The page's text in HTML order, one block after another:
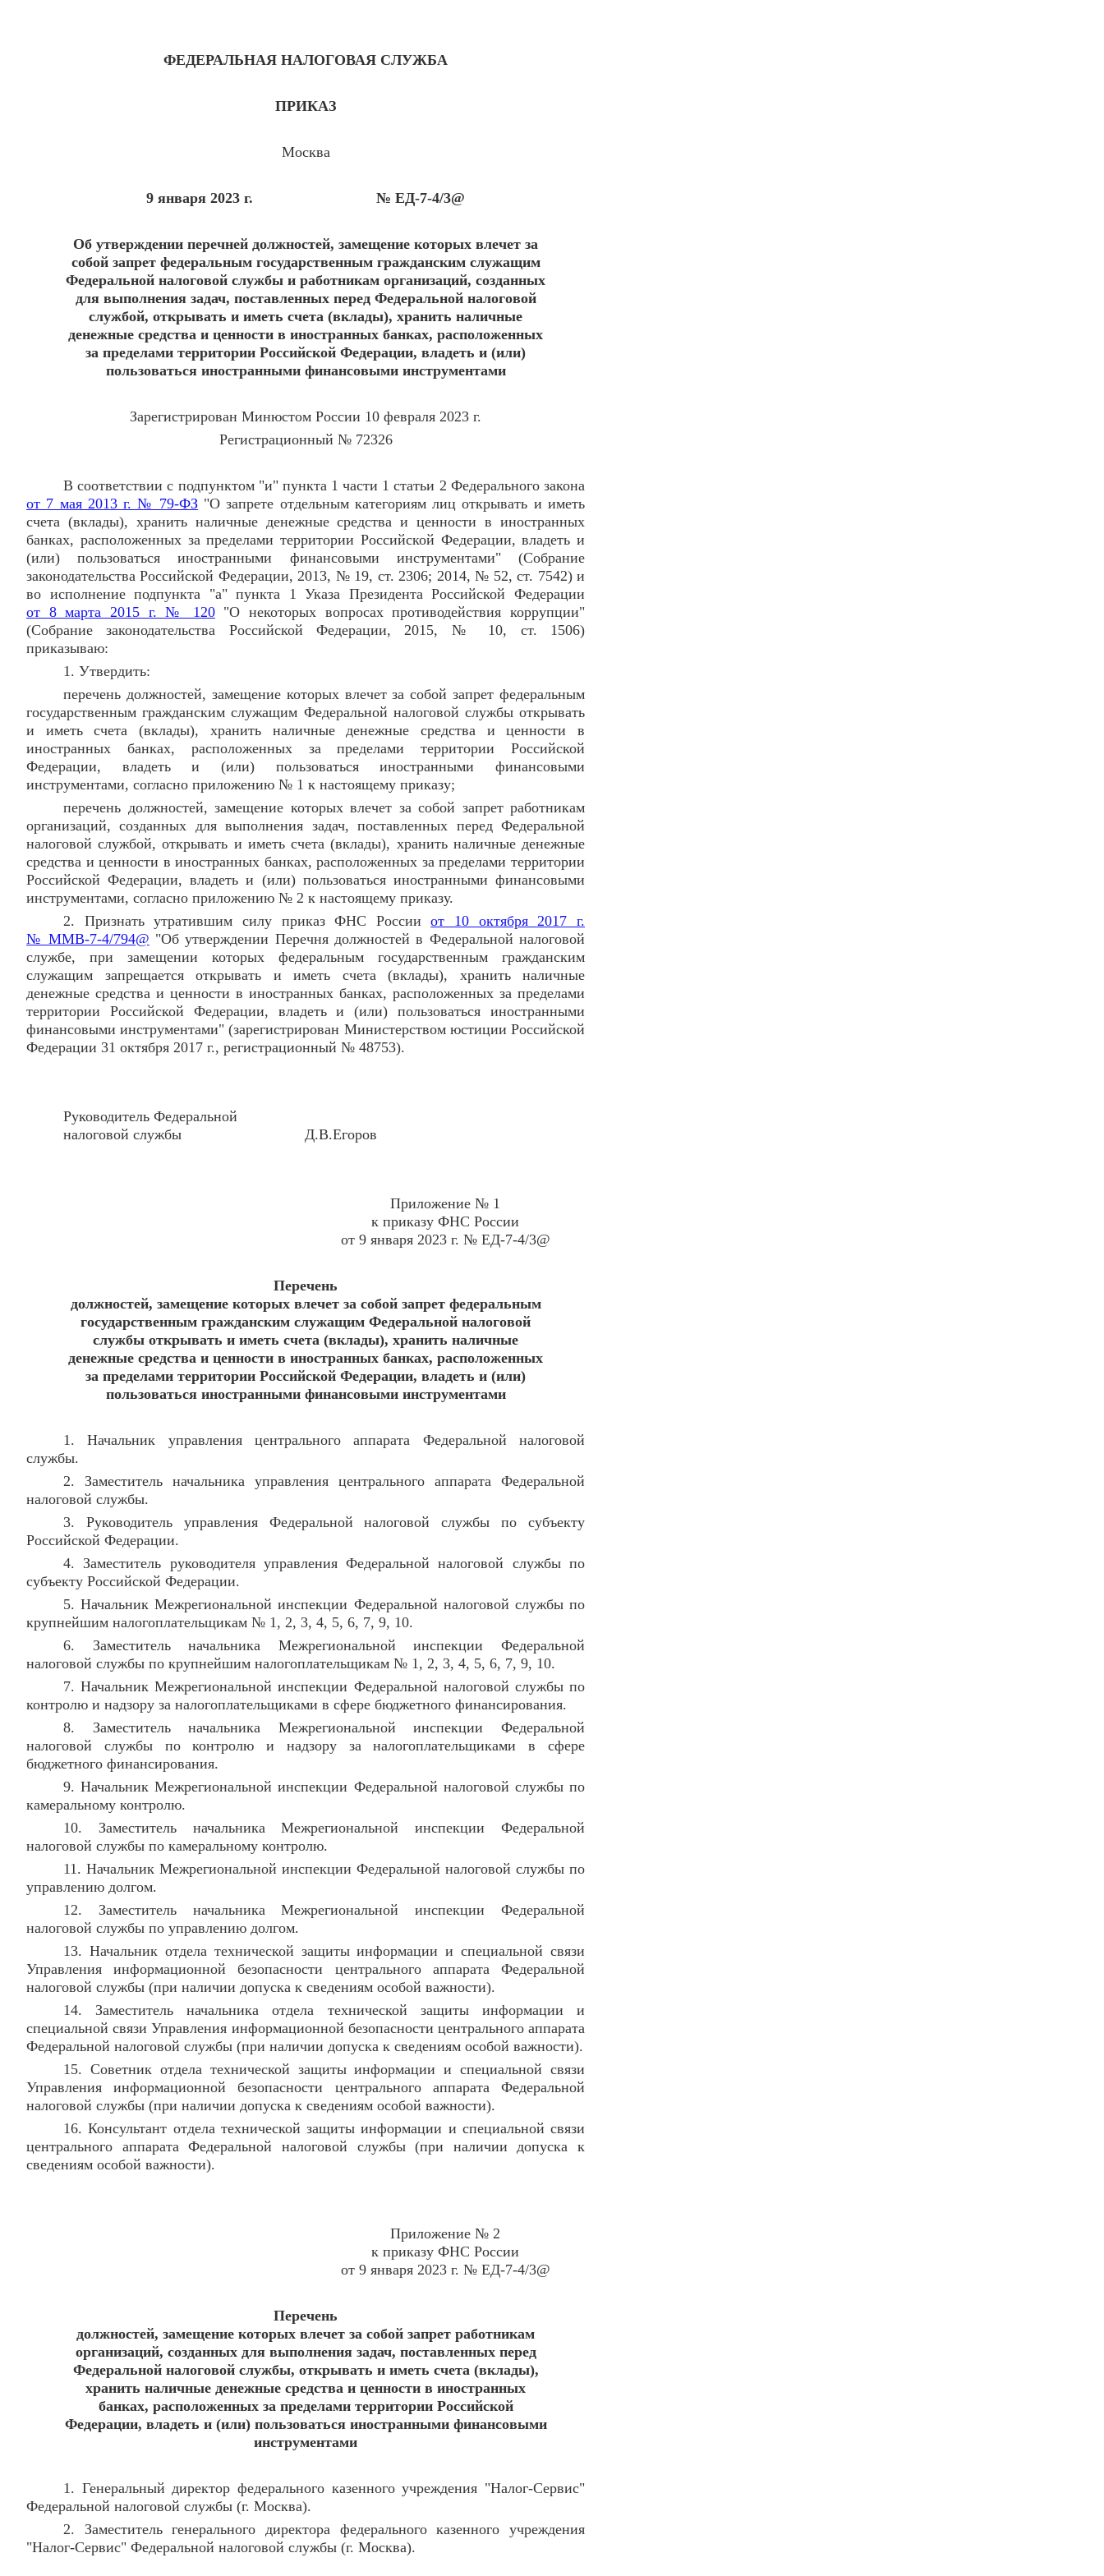
ФЕДЕРАЛЬНАЯ НАЛОГОВАЯ СЛУЖБА
ПРИКАЗ
Москва
9 января 2023 г. № ЕД-7-4/3@
Об утверждении перечней должностей, замещение которых влечет за
собой запрет федеральным государственным гражданским служащим
Федеральной налоговой службы и работникам организаций, созданных
для выполнения задач, поставленных перед Федеральной налоговой
службой, открывать и иметь счета (вклады), хранить наличные
денежные средства и ценности в иностранных банках, расположенных
за пределами территории Российской Федерации, владеть и (или)
пользоваться иностранными финансовыми инструментами
Зарегистрирован Минюстом России 10 февраля 2023 г.
Регистрационный № 72326
В соответствии с подпунктом "и" пункта 1 части 1 статьи 2 Федерального закона
от 7 мая 2013 г. № 79-ФЗ"О запрете отдельным категориям лиц открывать и иметь
счета (вклады), хранить наличные денежные средства и ценности в иностранных
банках, расположенных за пределами территории Российской Федерации, владеть и
(или) пользоваться иностранными финансовыми инструментами" (Собрание
законодательства Российской Федерации, 2013, № 19, ст. 2306; 2014, № 52, ст. 7542) и
во исполнение подпункта "а" пункта 1 Указа Президента Российской Федерации
от 8 марта 2015 г. № 120"О некоторых вопросах противодействия коррупции"
(Собрание законодательства Российской Федерации, 2015, № 10, ст. 1506)
приказываю:
1. Утвердить:
перечень должностей, замещение которых влечет за собой запрет федеральным
государственным гражданским служащим Федеральной налоговой службы открывать
и иметь счета (вклады), хранить наличные денежные средства и ценности в
иностранных банках, расположенных за пределами территории Российской
Федерации, владеть и (или) пользоваться иностранными финансовыми
инструментами, согласно приложению № 1 к настоящему приказу;
перечень должностей, замещение которых влечет за собой запрет работникам
организаций, созданных для выполнения задач, поставленных перед Федеральной
налоговой службой, открывать и иметь счета (вклады), хранить наличные денежные
средства и ценности в иностранных банках, расположенных за пределами территории
Российской Федерации, владеть и (или) пользоваться иностранными финансовыми
инструментами, согласно приложению № 2 к настоящему приказу.
2. Признать утратившим силу приказ ФНС Россииот 10 октября 2017 г.
№ ММВ-7-4/794@ "Об утверждении Перечня должностей в Федеральной налоговой
службе, при замещении которых федеральным государственным гражданским
служащим запрещается открывать и иметь счета (вклады), хранить наличные
денежные средства и ценности в иностранных банках, расположенных за пределами
территории Российской Федерации, владеть и (или) пользоваться иностранными
финансовыми инструментами" (зарегистрирован Министерством юстиции Российской
Федерации 31 октября 2017 г., регистрационный № 48753).
Руководитель Федеральной
налоговой службы Д.В.Егоров
Приложение № 1
к приказу ФНС России
от 9 января 2023 г. № ЕД-7-4/3@
Перечень
должностей, замещение которых влечет за собой запрет федеральным
государственным гражданским служащим Федеральной налоговой
службы открывать и иметь счета (вклады), хранить наличные
денежные средства и ценности в иностранных банках, расположенных
за пределами территории Российской Федерации, владеть и (или)
пользоваться иностранными финансовыми инструментами
1. Начальник управления центрального аппарата Федеральной налоговой
службы.
2. Заместитель начальника управления центрального аппарата Федеральной
налоговой службы.
3. Руководитель управления Федеральной налоговой службы по субъекту
Российской Федерации.
4. Заместитель руководителя управления Федеральной налоговой службы по
субъекту Российской Федерации.
5. Начальник Межрегиональной инспекции Федеральной налоговой службы по
крупнейшим налогоплательщикам № 1, 2, 3, 4, 5, 6, 7, 9, 10.
6. Заместитель начальника Межрегиональной инспекции Федеральной
налоговой службы по крупнейшим налогоплательщикам № 1, 2, 3, 4, 5, 6, 7, 9, 10.
7. Начальник Межрегиональной инспекции Федеральной налоговой службы по
контролю и надзору за налогоплательщиками в сфере бюджетного финансирования.
8. Заместитель начальника Межрегиональной инспекции Федеральной
налоговой службы по контролю и надзору за налогоплательщиками в сфере
бюджетного финансирования.
9. Начальник Межрегиональной инспекции Федеральной налоговой службы по
камеральному контролю.
10. Заместитель начальника Межрегиональной инспекции Федеральной
налоговой службы по камеральному контролю.
11. Начальник Межрегиональной инспекции Федеральной налоговой службы по
управлению долгом.
12. Заместитель начальника Межрегиональной инспекции Федеральной
налоговой службы по управлению долгом.
13. Начальник отдела технической защиты информации и специальной связи
Управления информационной безопасности центрального аппарата Федеральной
налоговой службы (при наличии допуска к сведениям особой важности).
14. Заместитель начальника отдела технической защиты информации и
специальной связи Управления информационной безопасности центрального аппарата
Федеральной налоговой службы (при наличии допуска к сведениям особой важности).
15. Советник отдела технической защиты информации и специальной связи
Управления информационной безопасности центрального аппарата Федеральной
налоговой службы (при наличии допуска к сведениям особой важности).
16. Консультант отдела технической защиты информации и специальной связи
центрального аппарата Федеральной налоговой службы (при наличии допуска к
сведениям особой важности).
Приложение № 2
к приказу ФНС России
от 9 января 2023 г. № ЕД-7-4/3@
Перечень
должностей, замещение которых влечет за собой запрет работникам
организаций, созданных для выполнения задач, поставленных перед
Федеральной налоговой службы, открывать и иметь счета (вклады),
хранить наличные денежные средства и ценности в иностранных
банках, расположенных за пределами территории Российской
Федерации, владеть и (или) пользоваться иностранными финансовыми
инструментами
1. Генеральный директор федерального казенного учреждения "Налог-Сервис"
Федеральной налоговой службы (г. Москва).
2. Заместитель генерального директора федерального казенного учреждения
"Налог-Сервис" Федеральной налоговой службы (г. Москва).